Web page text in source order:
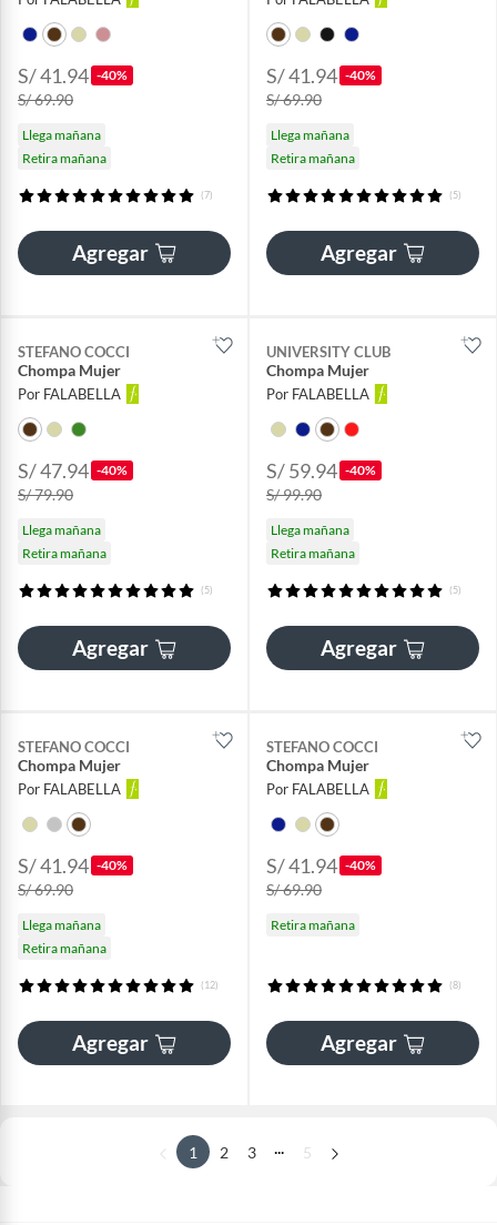
S/ 41.94 -40%
S/ 69.90
Llega mañana
Retira mañana
(7)
Agregar
S/ 41.94 -40%
S/ 69.90
Llega mañana
Retira mañana
(5)
Agregar
STEFANO COCCI
Chompa Mujer
Por FALABELLA
S/ 47.94 -40%
S/ 79.90
Llega mañana
Retira mañana
(5)
Agregar
UNIVERSITY CLUB
Chompa Mujer
Por FALABELLA
S/ 59.94 -40%
S/ 99.90
Llega mañana
Retira mañana
(5)
Agregar
STEFANO COCCI
Chompa Mujer
Por FALABELLA
S/ 41.94 -40%
S/ 69.90
Llega mañana
Retira mañana
(12)
Agregar
STEFANO COCCI
Chompa Mujer
Por FALABELLA
S/ 41.94 -40%
S/ 69.90
Retira mañana
(8)
Agregar
1 2 3 ... 5